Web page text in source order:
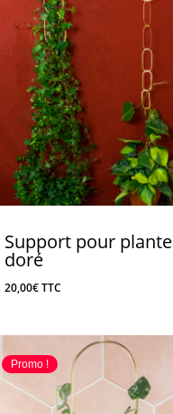
Support pour plante
doré
20,00€ TTC
Promo !